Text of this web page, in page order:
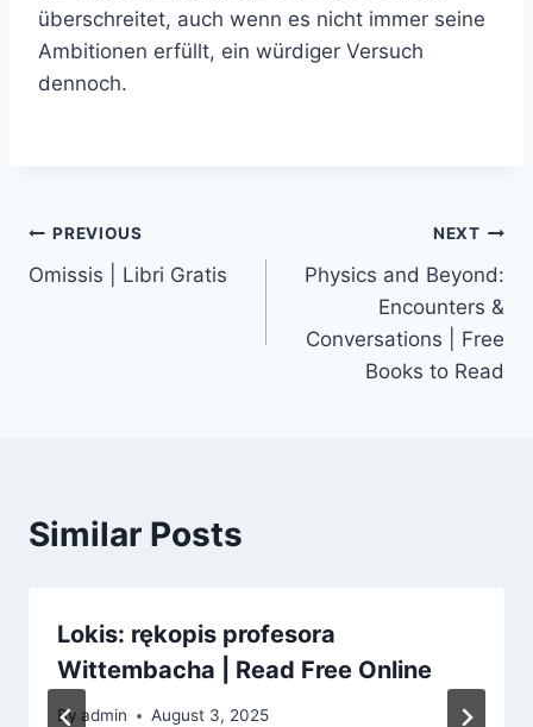
überschreitet, auch wenn es nicht immer seine
Ambitionen erfüllt, ein würdiger Versuch
dennoch.
PREVIOUS
Omissis | Libri Gratis
NEXT
Physics and Beyond:
Encounters &
Conversations | Free
Books to Read
Similar Posts
Lokis: rękopis profesora
Wittembacha | Read Free Online
By admin August 3, 2025